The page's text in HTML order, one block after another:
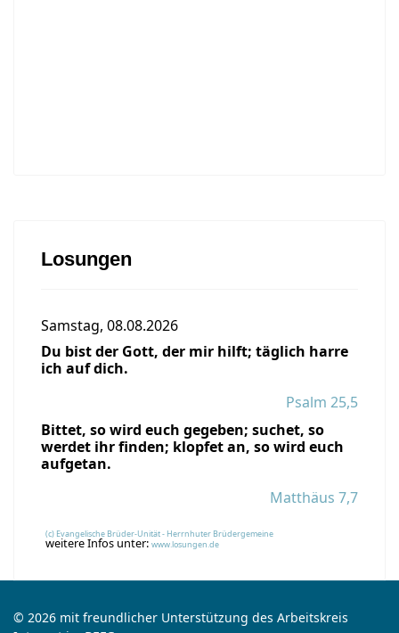
Losungen
Samstag, 08.08.2026
Du bist der Gott, der mir hilft; täglich harre
ich auf dich.
Psalm 25,5
Bittet, so wird euch gegeben; suchet, so
werdet ihr finden; klopfet an, so wird euch
aufgetan.
Matthäus 7,7
(c) Evangelische Brüder-Unität - Herrnhuter Brüdergemeine
weitere Infos unter: www.losungen.de
© 2026 mit freundlicher Unterstützung des Arbeitskreis